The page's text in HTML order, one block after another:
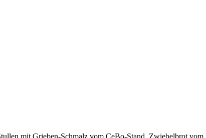
mit Grieben-Schmalz vom CeBo-Stand, Zwiebelbrot vom